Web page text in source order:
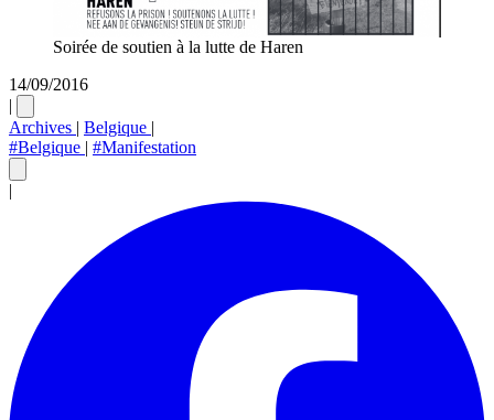
Soirée de soutien à la lutte de Haren
14/09/2016
|
Archives | Belgique |
#Belgique | #Manifestation
|